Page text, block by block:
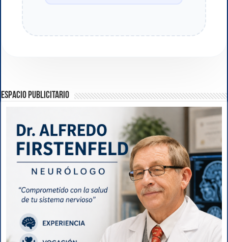
ESPACIO PUBLICITARIO